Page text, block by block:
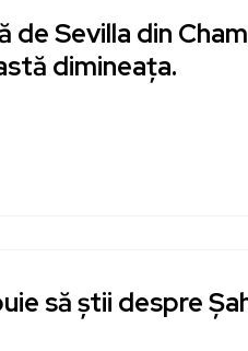
Sevilla din
dimineața.
să știi despre